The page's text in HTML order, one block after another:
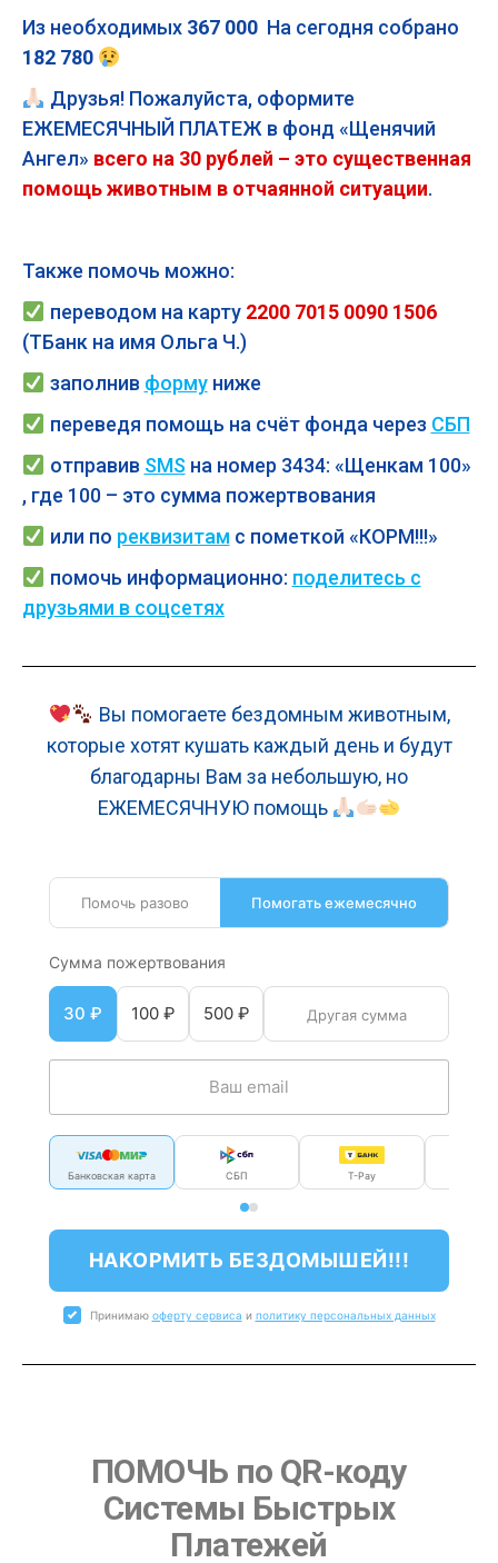
Из необходимых 367 000 На сегодня собрано
182 780
Друзья! Пожалуйста, оформите
ЕЖЕМЕСЯЧНЫЙ ПЛАТЕЖ в фонд «Щенячий
Ангел» всего на 30 рублей – это существенная
помощь животным в отчаянной ситуации.
Также помочь можно:
переводом на карту 2200 7015 0090 1506
(ТБанк на имя Ольга Ч.)
заполнив формуниже
переведя помощь на счёт фонда через СБП
отправив SMS на номер 3434: «Щенкам 100»
, где 100 – это сумма пожертвования
или по реквизитам с пометкой «КОРМ!!!»
помочь информационно: поделитесь с
друзьями в соцсетях
Вы помогаете бездомным животным,
которые хотят кушать каждый день и будут
благодарны Вам за небольшую, но
ЕЖЕМЕСЯЧНУЮ помощь
Помочь разово Помогать ежемесячно
Сумма пожертвования
30 ₽ 100 ₽ 500 ₽
Банковская карта СБП T-Pay
НАКОРМИТЬ БЕЗДОМЫШЕЙ!!!
Принимаю оферту сервиса и политику персональных данных
ПОМОЧЬ по QR-коду
Системы Быстрых
Платежей